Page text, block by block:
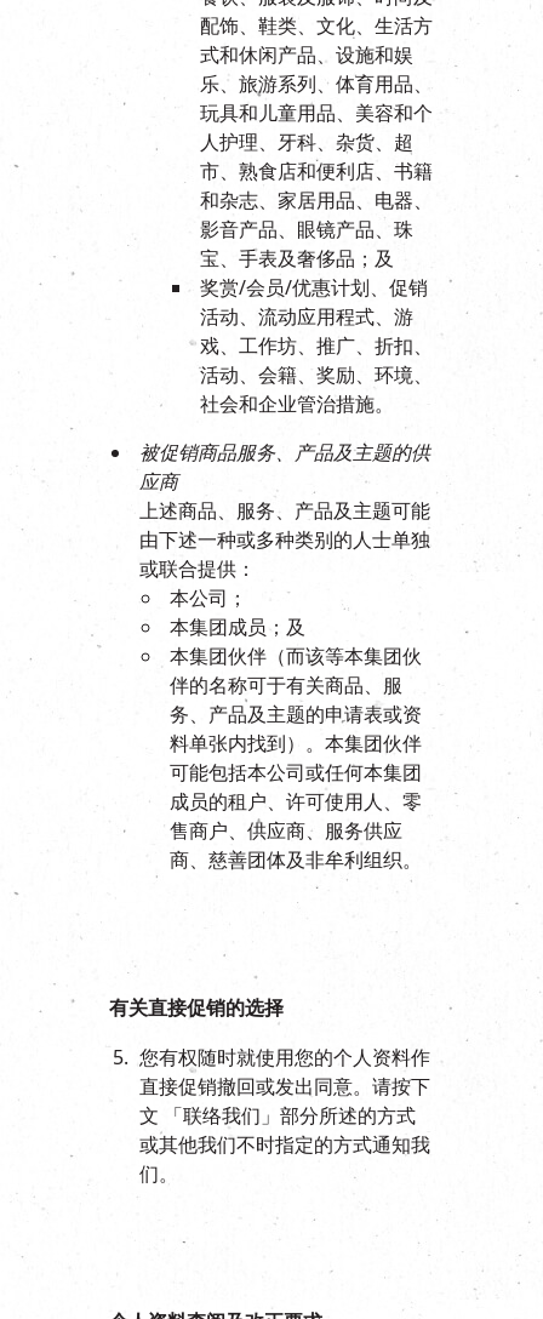
配饰、鞋类、文化、生活方
式和休闲产品、设施和娱
乐、旅游系列、体育用品、
玩具和儿童用品、美容和个
人护理、牙科、杂货、超
市、熟食店和便利店、书籍
和杂志、家居用品、电器、
影音产品、眼镜产品、珠
宝、手表及奢侈品；及
奖赏/会员/优惠计划、促销
活动、流动应用程式、游
戏、工作坊、推广、折扣、
活动、会籍、奖励、环境、
社会和企业管治措施。
被促销商品服务、产品及主题的供
应商
上述商品、服务、产品及主题可能
由下述一种或多种类别的人士单独
或联合提供：
本公司；
本集团成员；及
本集团伙伴（而该等本集团伙
伴的名称可于有关商品、服
务、产品及主题的申请表或资
料单张内找到）。本集团伙伴
可能包括本公司或任何本集团
成员的租户、许可使用人、零
售商户、供应商、服务供应
商、慈善团体及非牟利组织。
有关直接促销的选择
您有权随时就使用您的个人资料作
直接促销撤回或发出同意。请按下
文 「联络我们」部分所述的方式
或其他我们不时指定的方式通知我
们。